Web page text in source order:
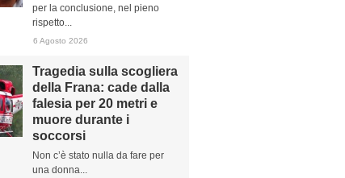
per la conclusione, nel pieno
rispetto...
6 Agosto 2026
Tragedia sulla scogliera
della Frana: cade dalla
falesia per 20 metri e
muore durante i
soccorsi
Non c’è stato nulla da fare per
una donna...